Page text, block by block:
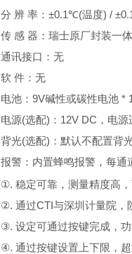
分 辨 率：±0.1℃(温度) / ±
传 感 器：瑞士原厂封装一
通讯接口：无
软 件：无
电池： 9V碱性或碳性电池 *
电源(选配)： 12V DC ，电
背光(选配)：默认不配置背
报警：内置蜂鸣报警，每通
①. 稳定可靠，测量精度高
②. 通过CTI与深圳计量院，
③. 设定可通过按键完成，
④. 通过按键设置上下限，